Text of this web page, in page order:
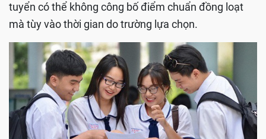
tuyển có thể không công bố điểm chuẩn đồng loạt
mà tùy vào thời gian do trường lựa chọn.